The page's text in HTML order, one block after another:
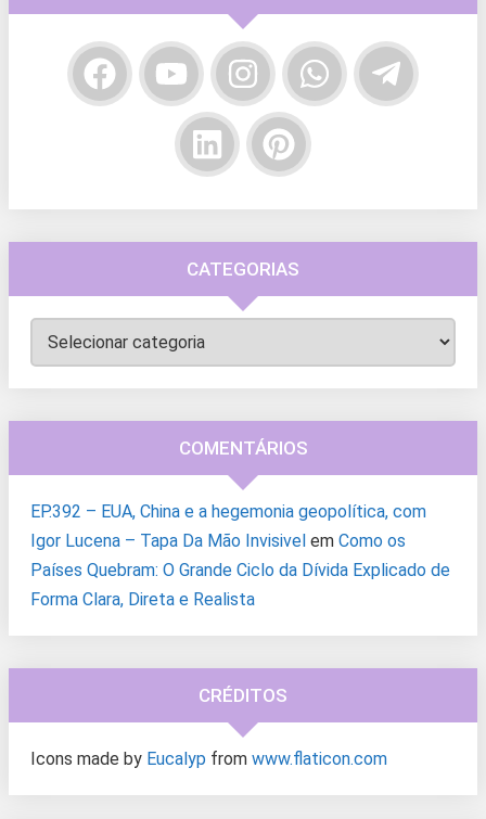
CATEGORIAS
Categorias
COMENTÁRIOS
EP.392 – EUA, China e a hegemonia geopolítica, com
Igor Lucena – Tapa Da Mão Invisivel em Como os
Países Quebram: O Grande Ciclo da Dívida Explicado de
Forma Clara, Direta e Realista
CRÉDITOS
Icons made by Eucalyp from www.flaticon.com